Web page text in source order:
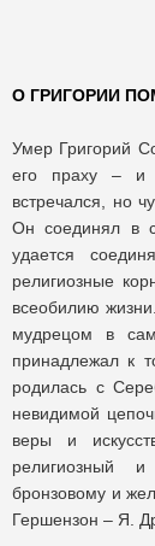
О ГРИГОРИИ
Умер Григорий
его праху – и
встречался, но
Он соединял в
удается
религиозные
всеобилию
мудрецом в
принадлежал к
родилась с
невидимой
веры и
религиозный и
бронзовому и
Гершензон – Я.